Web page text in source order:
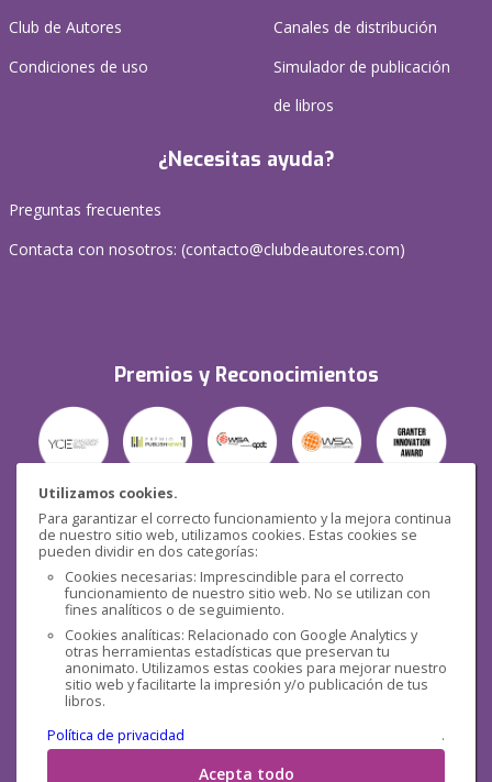
Utilizamos cookies.
Para garantizar el correcto funcionamiento y la mejora continua
de nuestro sitio web, utilizamos cookies. Estas cookies se
pueden dividir en dos categorías:
Cookies necesarias: Imprescindible para el correcto
funcionamiento de nuestro sitio web. No se utilizan con
fines analíticos o de seguimiento.
Cookies analíticas: Relacionado con Google Analytics y
otras herramientas estadísticas que preservan tu
anonimato. Utilizamos estas cookies para mejorar nuestro
sitio web y facilitarte la impresión y/o publicación de tus
libros.
Política de privacidad
.
Acepta todo
Club de Autores
Condiciones de uso
Canales de distribución
Simulador de publicación
de libros
¿Necesitas ayuda?
Preguntas frecuentes
Contacta con nosotros: (contacto@clubdeautores.com)
Premios y Reconocimientos
Seguridad
Redes sociales